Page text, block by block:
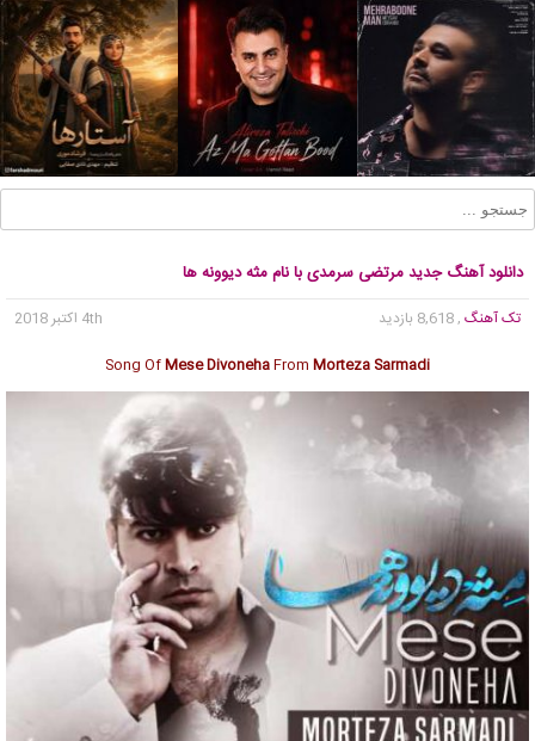
دانلود آهنگ جدید مرتضی سرمدی با نام مثه دیوونه ها
تک آهنگ , 8,618 بازدید
4th اکتبر 2018
Song OfMese DivonehaFrom Morteza Sarmadi